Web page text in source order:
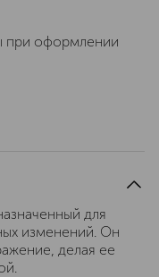
при оформлении
для
изменений. Он
делая ее